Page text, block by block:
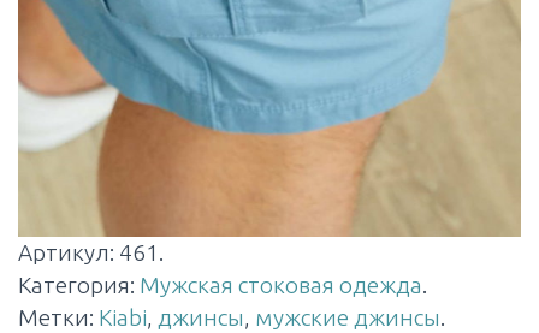
Артикул: 461 .
Категория: Мужская стоковая одежда.
Метки: Kiabi, джинсы, мужские джинсы.